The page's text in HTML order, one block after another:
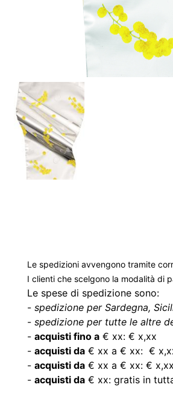
Le spedizioni avvengono tramite
I clienti che scelgono la modalità di
Le spese di spedizione sono:
- spedizione per Sardegna,
- spedizione per tutte le altre
- acquisti fino a € xx: € x,xx
- acquisti da € xx a € xx: €
- acquisti da € xx a € xx: € x,xx
- acquisti da € xx: gratis in